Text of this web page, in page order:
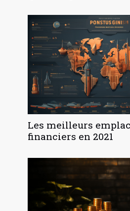
Les meilleurs
financiers en 2021